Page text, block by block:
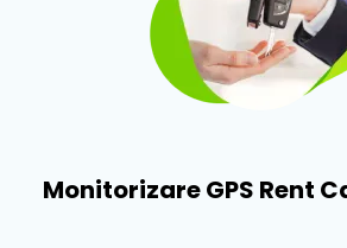
Monitorizare GPS Rent